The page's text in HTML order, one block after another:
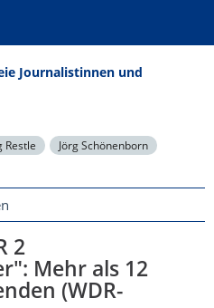
Journalistinnen und
Restle
Jörg Schönenborn
2
Mehr als 12
(WDR-